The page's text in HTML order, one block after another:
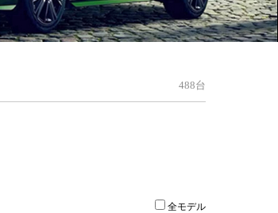
488台
全モデル